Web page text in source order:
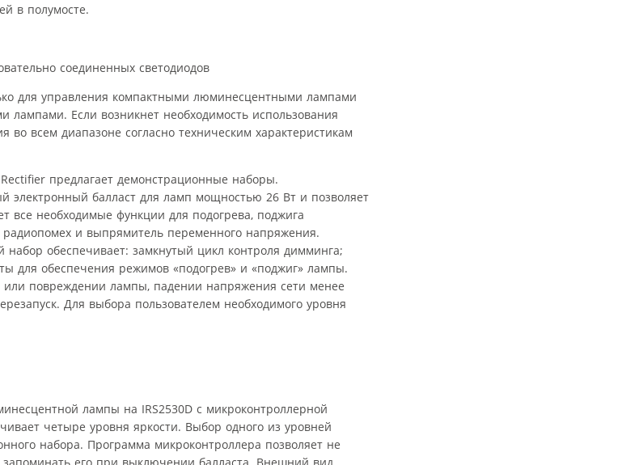
в полумосте.
соединенных светодиодов
для управления компактными люминесцентными лампами
Если возникнет необходимость использования
всем диапазоне согласно техническим характеристикам
предлагает демонстрационные наборы.
электронный балласт для ламп мощностью 26 Вт и позволяет
все необходимые функции для подогрева, поджига
и выпрямитель переменного напряжения.
обеспечивает: замкнутый цикл контроля димминга;
для обеспечения режимов «подогрев» и «поджиг» лампы.
или повреждении лампы, падении напряжения сети менее
Для выбора пользователем необходимого уровня
лампы на IRS2530D с микроконтроллерной
четыре уровня яркости. Выбор одного из уровней
набора. Программа микроконтроллера позволяет не
его при выключении балласта. Внешний вид